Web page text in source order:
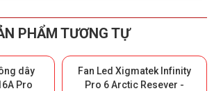
PHẨM TƯƠNG TỰ
dây
Pro
Fan Led Xigmatek Infinity
Pro 6 Arctic Resever -